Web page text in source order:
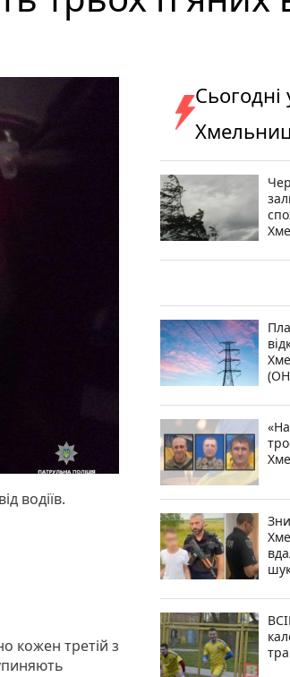
водіїв.
кожен третій з
Сьогодні